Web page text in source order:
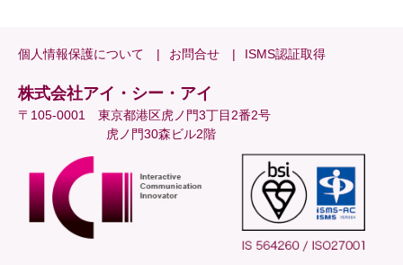
個人情報保護について お問合せ ISMS認証取得
株式会社アイ・シー・アイ
〒105-0001 東京都港区虎ノ門3丁目2番2号
虎ノ門30森ビル2階